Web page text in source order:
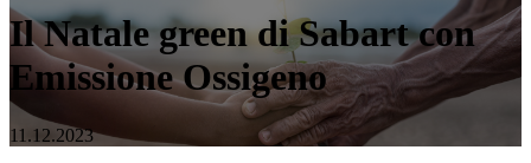
Il Natale green di Sabart con
Emissione Ossigeno
11.12.2023